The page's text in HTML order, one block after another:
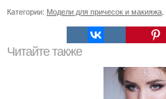
Категории: Модели для причесок и макияжа
Читайте также